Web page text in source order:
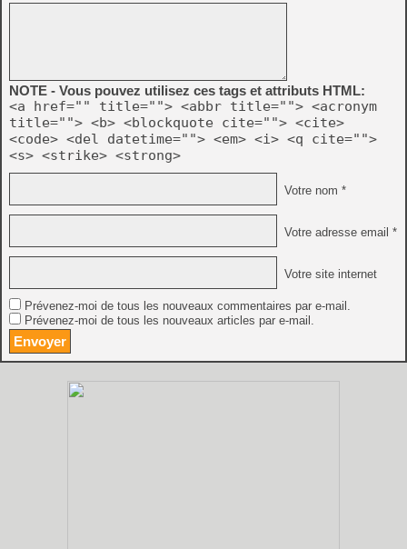
NOTE - Vous pouvez utilisez ces tags et attributs HTML:
<a href="" title=""> <abbr title=""> <acronym
title=""> <b> <blockquote cite=""> <cite>
<code> <del datetime=""> <em> <i> <q cite="">
<s> <strike> <strong>
Votre nom *
Votre adresse email *
Votre site internet
Prévenez-moi de tous les nouveaux commentaires par e-mail.
Prévenez-moi de tous les nouveaux articles par e-mail.